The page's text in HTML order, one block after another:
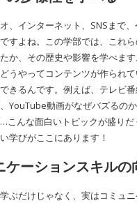
、インターネット、SNSまで
すよね。この学部では、これ
か、その歴史や影響を学べま
うやってコンテンツが作られ
きるんです。例えば、テレビ
YouTube動画がなぜバズるの
こんな面白いトピックが盛り
学びがここにあります！
ーションスキルの
ぶだけじゃなく、実はコミュ